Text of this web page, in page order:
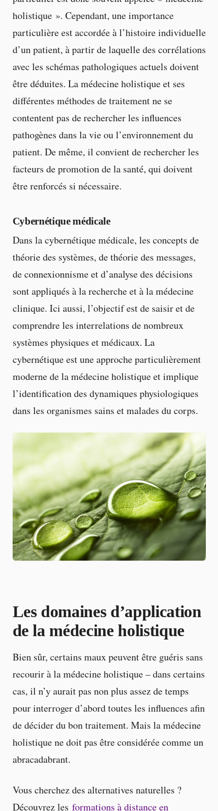
holistique ». Cependant, une importance
particulière est accordée à l’histoire individuelle
d’un patient, à partir de laquelle des corrélations
avec les schémas pathologiques actuels doivent
être déduites. La médecine holistique et ses
différentes méthodes de traitement ne se
contentent pas de rechercher les influences
pathogènes dans la vie ou l’environnement du
patient. De même, il convient de rechercher les
facteurs de promotion de la santé, qui doivent
être renforcés si nécessaire.
Cybernétique médicale
Dans la cybernétique médicale, les concepts de
théorie des systèmes, de théorie des messages,
de connexionnisme et d’analyse des décisions
sont appliqués à la recherche et à la médecine
clinique. Ici aussi, l’objectif est de saisir et de
comprendre les interrelations de nombreux
systèmes physiques et médicaux. La
cybernétique est une approche particulièrement
moderne de la médecine holistique et implique
l’identification des dynamiques physiologiques
dans les organismes sains et malades du corps.
Les domaines d’application
de la médecine holistique
Bien sûr, certains maux peuvent être guéris sans
recourir à la médecine holistique – dans certains
cas, il n’y aurait pas non plus assez de temps
pour interroger d’abord toutes les influences afin
de décider du bon traitement. Mais la médecine
holistique ne doit pas être considérée comme un
abracadabrant.
Vous cherchez des alternatives naturelles ?
Découvrez les formations à distance en